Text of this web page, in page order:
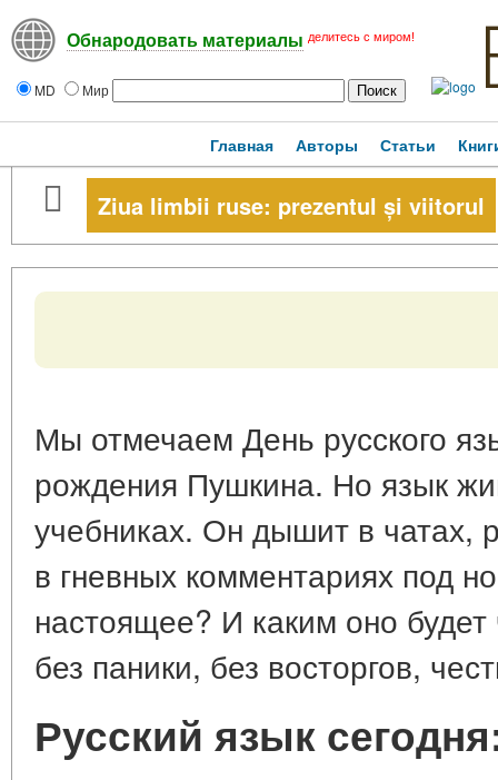
Обнародовать материалы делитесь с миром!
MD Мир
Главная Авторы Статьи
Ziua limbii ruse: prezentul și viitorul
Мы отмечаем День русского
рождения Пушкина. Но язык
учебниках. Он дышит в чатах,
в гневных комментариях под
настоящее? И каким оно
без паники, без восторгов,
Русский язык